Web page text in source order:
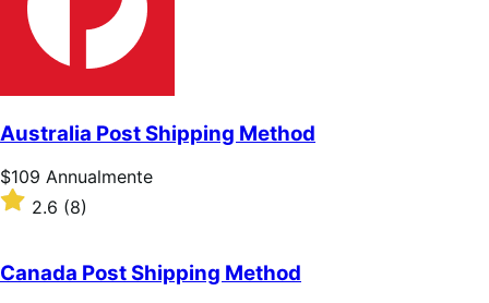
Australia Post Shipping Method
Prezzo
$109
Annualmente
$109 Annualmente
Valutato
5
stelle
2.6 (8)
Canada Post Shipping Method